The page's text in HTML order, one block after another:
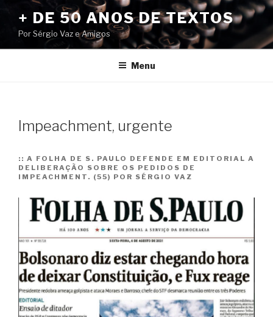
conteúdo
+ DE 50 ANOS DE TEXTOS
Por Sérgio Vaz e Amigos
Menu
Impeachment, urgente
:: A FOLHA DE S. PAULO DEFENDE EM EDITORIAL A
DELIBERAÇÃO SOBRE OS PEDIDOS DE
IMPEACHMENT. (55) POR SÉRGIO VAZ